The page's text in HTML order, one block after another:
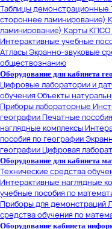
Таблицы демонстрационные
стороннее ламинирование)
ламинирование) Карты КПСО
Интерактивные учебные
АтласыЭкранно-звуковые
обществознанию
Оборудование для кабинета
Цифровые лаборатории и
обученияОбъекты
Приборы лабораторные
географииПечатные
наглядные комплексы
пособия по географии
географииЦифровая
Оборудование для кабинета
Технические средства
Интерактивные наглядные
учебные пособия по
Приборы для демонстраций
средства обучения по
Оборудование кабинета